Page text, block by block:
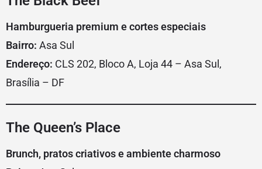
Hamburgueria premium e cortes especiais
Bairro: Asa Sul
Endereço: CLS 202, Bloco A, Loja 44 – Asa Sul,
Brasília – DF
The Queen’s Place
Brunch, pratos criativos e ambiente charmoso